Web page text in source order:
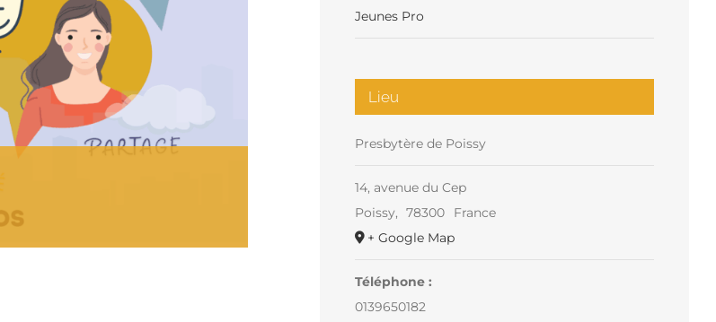
Jeunes Pro
Lieu
Presbytère de Poissy
14, avenue du Cep
Poissy, 78300
France
+ Google Map
Téléphone :
0139650182